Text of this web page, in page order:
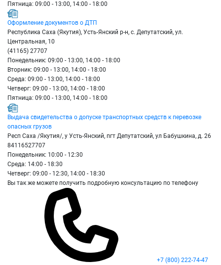
Пятница: 09:00 - 13:00, 14:00 - 18:00
Оформление документов о ДТП
Республика Саха (Якутия), Усть-Янский р-н, с. Депутатский, ул.
Центральная, 10
(41165) 27707
Понедельник: 09:00 - 13:00, 14:00 - 18:00
Вторник: 09:00 - 13:00, 14:00 - 18:00
Среда: 09:00 - 13:00, 14:00 - 18:00
Четверг: 09:00 - 13:00, 14:00 - 18:00
Пятница: 09:00 - 13:00, 14:00 - 18:00
Выдача свидетельства о допуске транспортных средств к перевозке
опасных грузов
Респ Саха /Якутия/, у Усть-Янский, пгт Депутатский, ул Бабушкина, д. 26
84116527707
Понедельник: 10:00 - 12:30
Среда: 14:00 - 18:30
Четверг: 09:00 - 12:30, 14:00 - 18:30
Вы так же можете получить подробную консультацию по телефону
+7 (800) 222-74-47